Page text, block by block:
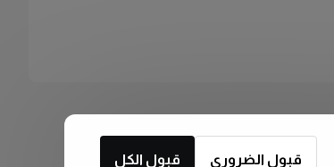
قبول الكل قبول الضروري